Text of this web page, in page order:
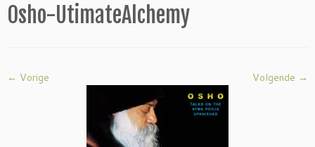
Osho-UtimateAlchemy
← Vorige Volgende →